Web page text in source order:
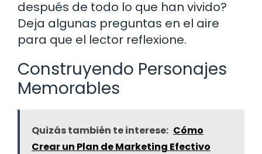
después de todo lo que han vivido?
Deja algunas preguntas en el aire
para que el lector reflexione.
Construyendo Personajes
Memorables
Quizás también te interese: Cómo
Crear un Plan de Marketing Efectivo